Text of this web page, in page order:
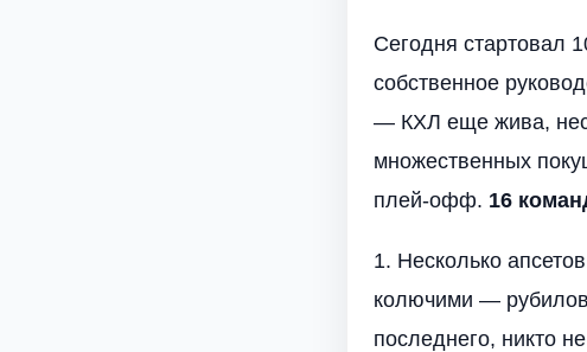
Сегодня стартовал
собственное
— КХЛ еще жива,
множественных
плей-офф. 16
1. Несколько
колючими —
последнего, никто